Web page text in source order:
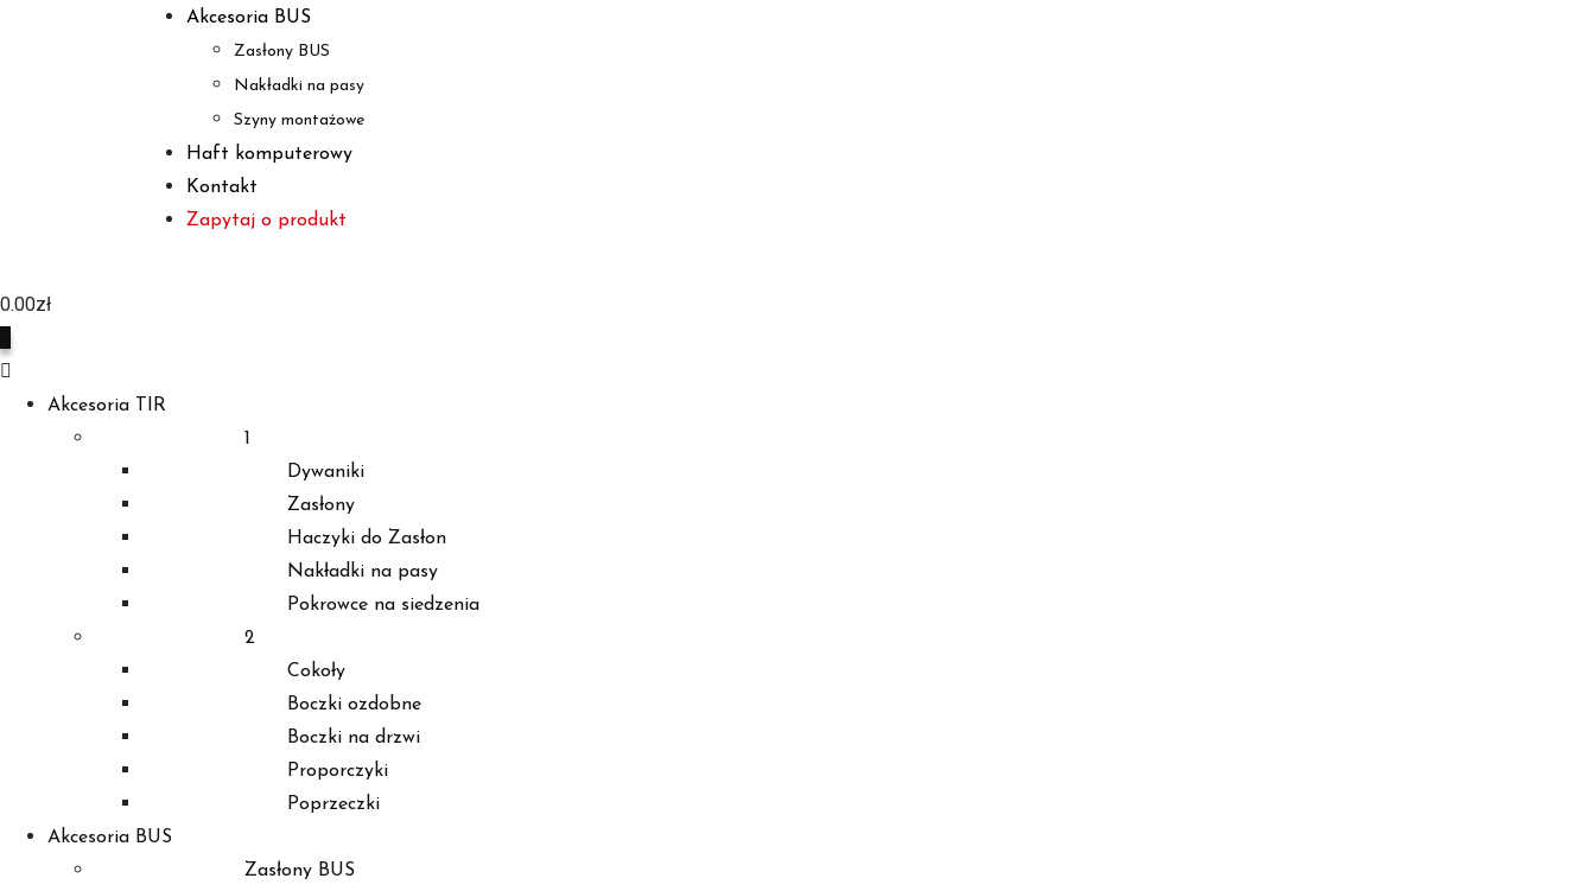
Akcesoria BUS
Zasłony BUS
Nakładki na pasy
Szyny montażowe
Haft komputerowy
Kontakt
Zapytaj o produkt
0.00zł
Akcesoria TIR
1
Dywaniki
Zasłony
Haczyki do Zasłon
Nakładki na pasy
Pokrowce na siedzenia
2
Cokoły
Boczki ozdobne
Boczki na drzwi
Proporczyki
Poprzeczki
Akcesoria BUS
Zasłony BUS